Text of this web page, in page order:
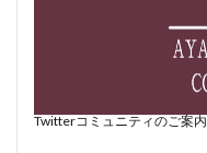
Twitterコミュニティのご案内